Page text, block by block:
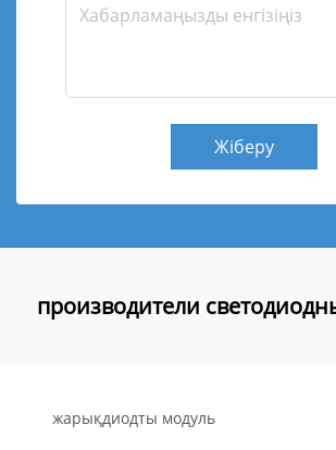
Жіберу
производители
жарықдиодты модуль